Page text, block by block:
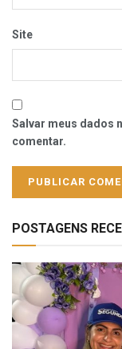
Site
Salvar meus dados
comentar.
POSTAGENS